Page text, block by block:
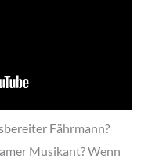
Fährmann?
Musikant? Wenn